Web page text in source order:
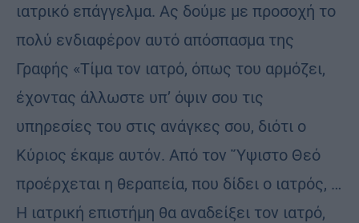
ιατρικό επάγγελμα. Ας δούμε με προσοχή το
πολύ ενδιαφέρον αυτό απόσπασμα της
Γραφής «Τίμα τον ιατρό, όπως του αρμόζει,
έχοντας άλλωστε υπ’ όψιν σου τις
υπηρεσίες του στις ανάγκες σου, διότι ο
Κύριος έκαμε αυτόν. Από τον ῞Υψιστο Θεό
προέρχεται η θεραπεία, που δίδει ο ιατρός, …
Η ιατρική επιστήμη θα αναδείξει τον ιατρό,